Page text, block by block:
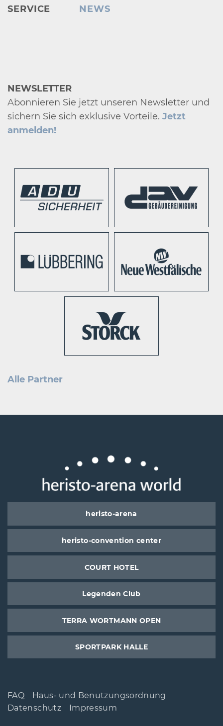
SERVICE NEWS
NEWSLETTER
Abonnieren Sie jetzt unseren Newsletter und
sichern Sie sich exklusive Vorteile. Jetzt
anmelden!
Alle Partner
heristo-arena
heristo-convention center
COURT HOTEL
Legenden Club
TERRA WORTMANN OPEN
SPORTPARK HALLE
FAQ
Haus- und Benutzungsordnung
Datenschutz
Impressum